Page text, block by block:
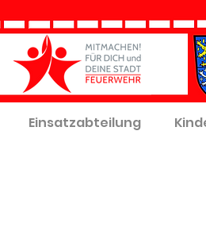
Einsatzabteilung